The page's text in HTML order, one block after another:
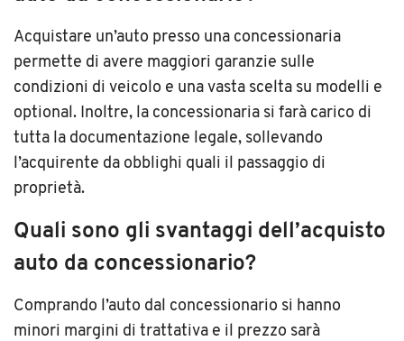
Acquistare un’auto presso una concessionaria
permette di avere maggiori garanzie sulle
condizioni di veicolo e una vasta scelta su modelli e
optional. Inoltre, la concessionaria si farà carico di
tutta la documentazione legale, sollevando
l’acquirente da obblighi quali il passaggio di
proprietà.
Quali sono gli svantaggi dell’acquisto
auto da concessionario?
Comprando l’auto dal concessionario si hanno
minori margini di trattativa e il prezzo sarà